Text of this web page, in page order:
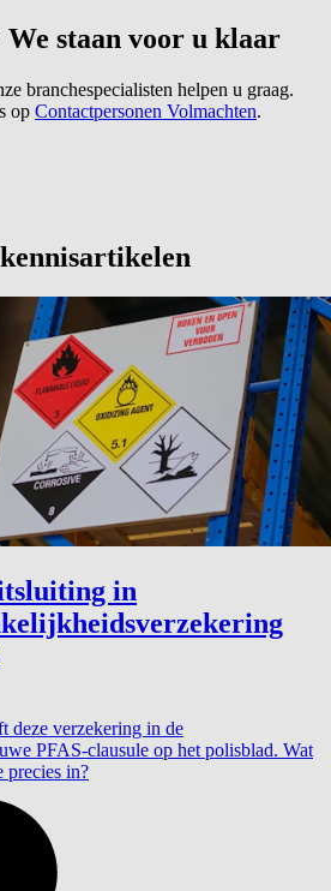
staan voor u klaar
branchespecialisten helpen u graag.
op Contactpersonen Volmachten.
in
deze verzekering in de
PFAS-clausule op het polisblad. Wat
precies in?